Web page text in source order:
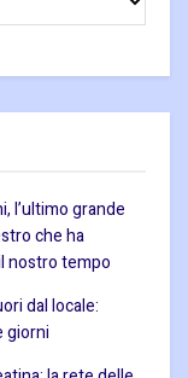
l’ultimo grande
che ha
nostro tempo
dal locale:
giorni